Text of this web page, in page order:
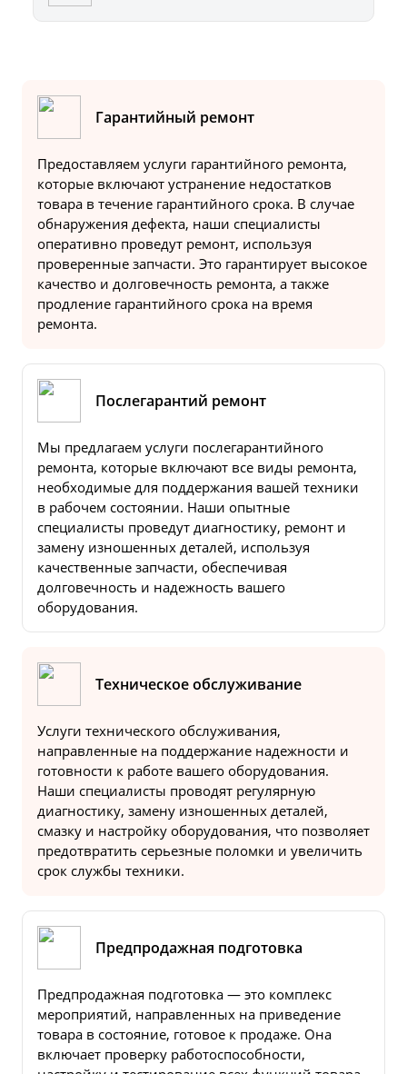
Гарантийный ремонт
Предоставляем услуги гарантийного ремонта,
которые включают устранение недостатков
товара в течение гарантийного срока. В случае
обнаружения дефекта, наши специалисты
оперативно проведут ремонт, используя
проверенные запчасти. Это гарантирует высокое
качество и долговечность ремонта, а также
продление гарантийного срока на время
ремонта.
Послегарантий ремонт
Мы предлагаем услуги послегарантийного
ремонта, которые включают все виды ремонта,
необходимые для поддержания вашей техники
в рабочем состоянии. Наши опытные
специалисты проведут диагностику, ремонт и
замену изношенных деталей, используя
качественные запчасти, обеспечивая
долговечность и надежность вашего
оборудования.
Техническое обслуживание
Услуги технического обслуживания,
направленные на поддержание надежности и
готовности к работе вашего оборудования.
Наши специалисты проводят регулярную
диагностику, замену изношенных деталей,
смазку и настройку оборудования, что позволяет
предотвратить серьезные поломки и увеличить
срок службы техники.
Предпродажная подготовка
Предпродажная подготовка — это комплекс
мероприятий, направленных на приведение
товара в состояние, готовое к продаже. Она
включает проверку работоспособности,